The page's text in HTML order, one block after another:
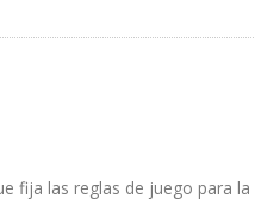
fija las reglas de juego para